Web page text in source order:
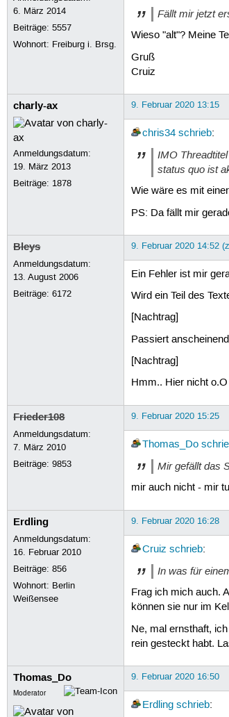
6. März 2014
Beiträge:5557
Wohnort: Freiburg i. Brsg.
Fällt mir jetzt
Wieso "alt"? Meine
Gruß
Cruiz
charly-ax
Anmeldungsdatum:
19. März 2013
Beiträge: 1878
9. Februar 2020 13:15
chris34 schrieb:
IMO
status quo ist
Wie wäre es mit
PS: Da fällt mir
Bleys
Anmeldungsdatum:
13. August 2006
Beiträge:6172
9. Februar 2020 14:52
Ein Fehler ist mir
Wird ein Teil des
[Nachtrag]
Passiert
[Nachtrag]
Hmm.. Hier nicht
Frieder108
Anmeldungsdatum:
7. März 2010
Beiträge:9853
9. Februar 2020 15:25
Thomas_Do
Mir gefällt das
mir auch nicht - mir
Erdling
Anmeldungsdatum:
16. Februar 2010
Beiträge:856
Wohnort: Berlin
Weißensee
9. Februar 2020 16:28
Cruiz schrieb:
In was für
Frag ich mich auch.
können sie nur im
Ne, mal ernsthaft,
rein gesteckt habt.
Thomas_Do
Moderator
9. Februar 2020 16:50
Erdling schrieb: